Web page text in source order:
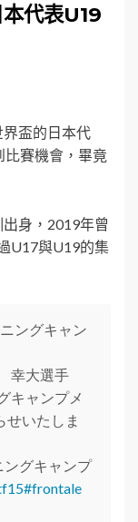
代表U19
盃的日本代
賽機會，畢竟
出身，2019年曾
U17與U19的集
ングキャン
幸大選手
キャンプメ
せいたしま
グキャンプ
#frontale